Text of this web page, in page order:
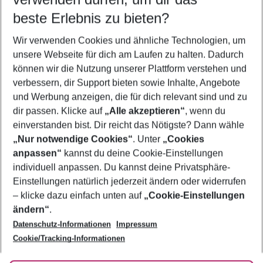
5-8 Nächte
2 Erwachsene Keine Kinder
Mehr Filter anzeigen
Footer
Footer navigation
Über uns
AGB
Bestpreisgarantie
Cookie-Einstellungen ändern
Cookie-Richtlinie
Agenturbetreuung
Barrierefreies Reisen
Folge uns
beste Erlebnis zu bieten?
Wir verwenden Cookies und ähnliche Technologien, um
unsere Webseite für dich am Laufen zu halten. Dadurch
können wir die Nutzung unserer Plattform verstehen und
verbessern, dir Support bieten sowie Inhalte, Angebote
und Werbung anzeigen, die für dich relevant sind und zu
dir passen. Klicke auf „Alle akzeptieren“, wenn du
einverstanden bist. Dir reicht das Nötigste? Dann wähle
„Nur notwendige Cookies“. Unter „Cookies
anpassen“ kannst du deine Cookie-Einstellungen
individuell anpassen. Du kannst deine Privatsphäre-
Einstellungen natürlich jederzeit ändern oder widerrufen
– klicke dazu einfach unten auf „Cookie-Einstellungen
ändern“.
Datenschutz-Informationen
Impressum
Cookie/Tracking-Informationen